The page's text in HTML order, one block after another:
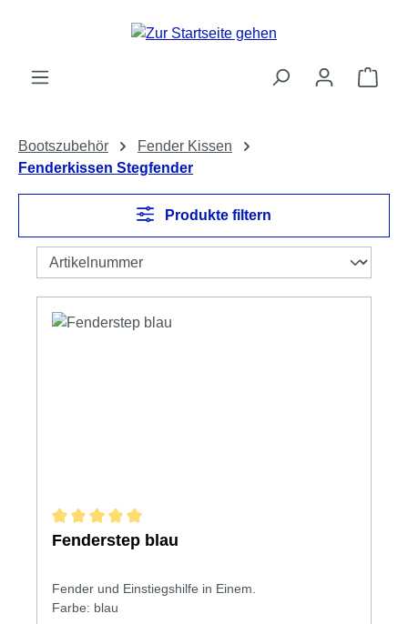
Zum Hauptinhalt springen
Bootszubehör
Fender Kissen
Fenderkissen Stegfender
Produkte filtern
Durchschnittliche Bewertung von 5 von 5 Sternen
Fenderstep blau
Fender und Einstiegshilfe in Einem.
Farbe: blau